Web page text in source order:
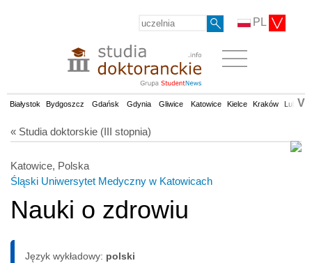
PL
Białystok Bydgoszcz Gdańsk Gdynia Gliwice Katowice Kielce Kraków Lublin
V
« Studia doktorskie (III stopnia)
Katowice, Polska
Śląski Uniwersytet Medyczny w Katowicach
Nauki o zdrowiu
Język wykładowy: polski